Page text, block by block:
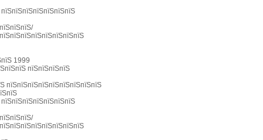
1999
пїЅпїЅпїЅпїЅ
пїЅпїЅпїЅпїЅпїЅпїЅпїЅпїЅпїЅ